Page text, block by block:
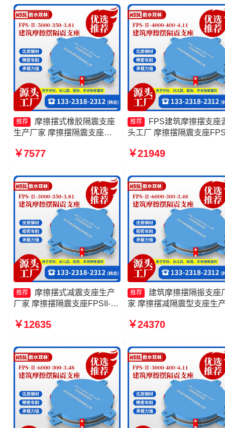
产厂家
推荐
摩擦摆式橡胶隔震支座
生产厂家 摩擦摆隔震支座
家 摩擦摆减隔震支座
￥7577
推荐
FPS建筑摩擦摆支座
头工厂 摩擦摆隔震支座
隔震球型支座 摩擦摆球型
￥21949
推荐
摩擦摆式减震支座生产
厂家 摩擦摆隔震支座FPSII-
摩擦摆隔震支座源头工厂 FPS
￥12635
推荐
建筑摩擦摆隔振支座
家 摩擦摆减隔震型支座生
厂 摩擦摆减隔震球型支座
￥24370